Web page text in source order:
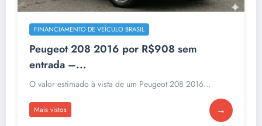
FINANCIAMENTO DE VEÍCULO BRASIL
Peugeot 208 2016 por R$908 sem
entrada –...
O valor estimado à vista de um Peugeot 208 2016...
Mais vistos →